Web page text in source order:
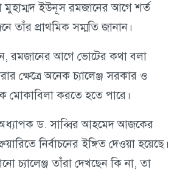
মুহাম্মদ ইউনূস রমজানের আগে শর্ত
তাঁর প্রাথমিক সম্মতি জানান।
রমজানের আগে ভোটের কথা বলা
ক্ষেত্রে অনেক চ্যালেঞ্জ সরকার ও
মোকাবিলা করতে হতে পারে।
অধ্যাপক ড. সাব্বির আহমেদ আজকের
নির্বাচনের ইঙ্গিত দেওয়া হয়েছে।
চ্যালেঞ্জ তাঁরা দেখছেন কি না, তা